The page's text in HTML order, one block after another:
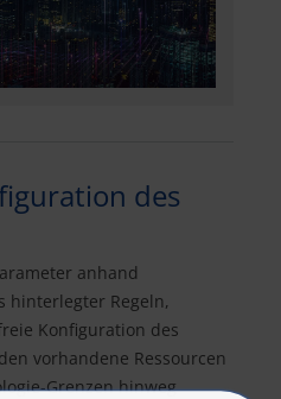
des
anhand
hinterlegter Regeln,
Konfiguration des
vorhandene Ressourcen
Grenzen hinweg